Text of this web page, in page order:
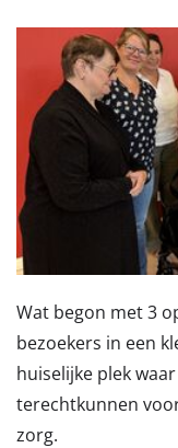
Wat begon met 3
bezoekers in een
huiselijke plek
terechtkunnen
zorg.